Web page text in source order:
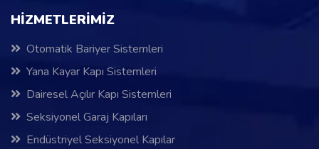
HİZMETLERİMİZ
Otomatik Bariyer Sistemleri
Yana Kayar Kapı Sistemleri
Dairesel Açılır Kapı Sistemleri
Seksiyonel Garaj Kapıları
Endüstriyel Seksiyonel Kapılar